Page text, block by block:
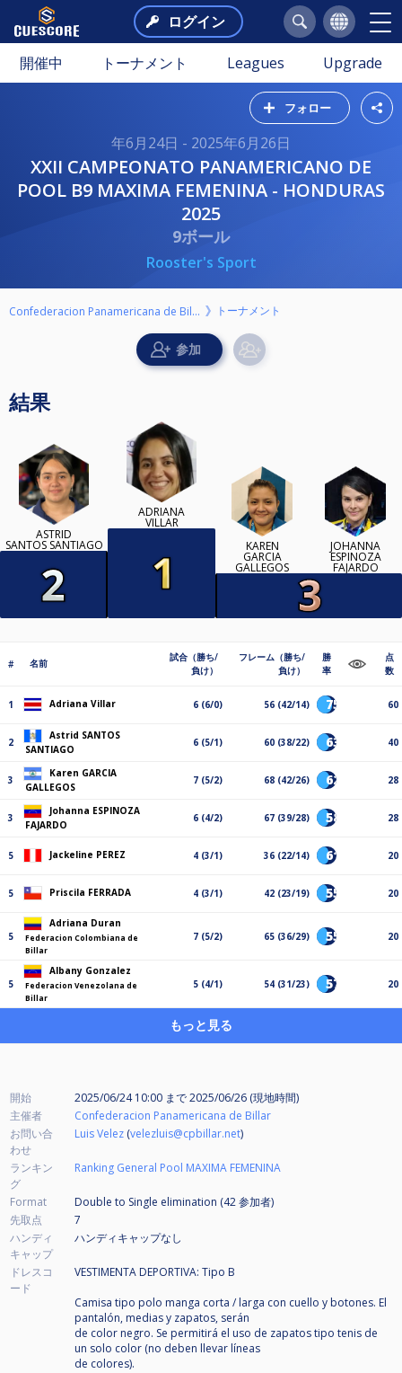
ログイン
開催中 トーナメント Leagues Upgrade
フォロー
年6月24日 - 2025年6月26日
XXII CAMPEONATO PANAMERICANO DE
POOL B9 MAXIMA FEMENINA - HONDURAS
2025
9ボール
Rooster's Sport
Confederacion Panamericana de Billar トーナメント
結果
ASTRID
SANTOS SANTIAGO
ADRIANA
VILLAR
KAREN
GARCIA
GALLEGOS
JOHANNA
ESPINOZA
FAJARDO
# 名前
試合（勝ち/
負け）
フレーム（勝ち/
負け）
勝
率
点
数
1 Adriana Villar 6 (6/0) 56 (42/14) 75% 60
2
Astrid SANTOS
SANTIAGO
6 (5/1) 60 (38/22) 63% 40
3
Karen GARCIA
GALLEGOS
7 (5/2) 68 (42/26) 62% 28
3
Johanna ESPINOZA
FAJARDO
6 (4/2) 67 (39/28) 58% 28
5 Jackeline PEREZ 4 (3/1) 36 (22/14) 61% 20
5 Priscila FERRADA 4 (3/1) 42 (23/19) 55% 20
5
Adriana Duran
Federacion Colombiana de
Billar
7 (5/2) 65 (36/29) 55% 20
5
Albany Gonzalez
Federacion Venezolana de
Billar
5 (4/1) 54 (31/23) 57% 20
もっと見る
開始 2025/06/24 10:00 まで2025/06/26 (現地時間)
主催者
Confederacion Panamericana de Billar
お問い合
わせ
Luis Velez (velezluis@cpbillar.net)
ランキン
グ
Ranking General Pool MAXIMA FEMENINA
Format Double to Single elimination (42参加者)
先取点
7
ハンディ
キャップ
ハンディキャップなし
ドレスコ
ード
VESTIMENTA DEPORTIVA: Tipo B
Camisa tipo polo manga corta / larga con cuello y botones. El
pantalón, medias y zapatos, serán
de color negro. Se permitirá el uso de zapatos tipo tenis de
un solo color (no deben llevar líneas
de colores).